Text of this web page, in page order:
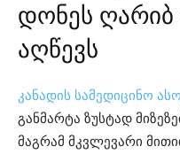
დონეს ღარიბ
აღწევს
კანადის სამედიცინო
განმარტა ზუსტად
მაგრამ მკვლევარი